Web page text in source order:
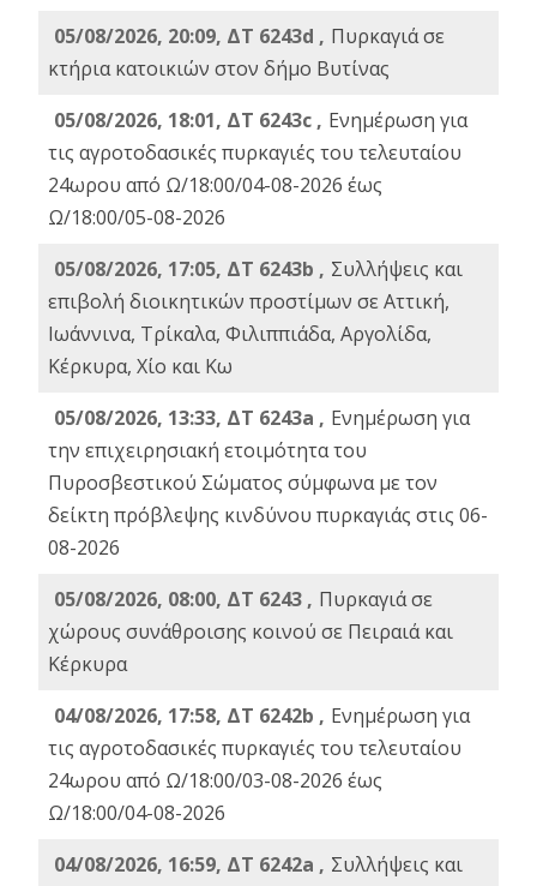
05/08/2026, 20:09, ΔΤ 6243d , Πυρκαγιά σε
κτήρια κατοικιών στον δήμο Βυτίνας
05/08/2026, 18:01, ΔΤ 6243c , Ενημέρωση για
τις αγροτοδασικές πυρκαγιές του τελευταίου
24ωρου από Ω/18:00/04-08-2026 έως
Ω/18:00/05-08-2026
05/08/2026, 17:05, ΔΤ 6243b , Συλλήψεις και
επιβολή διοικητικών προστίμων σε Αττική,
Ιωάννινα, Τρίκαλα, Φιλιππιάδα, Αργολίδα,
Κέρκυρα, Χίο και Κω
05/08/2026, 13:33, ΔΤ 6243a , Ενημέρωση για
την επιχειρησιακή ετοιμότητα του
Πυροσβεστικού Σώματος σύμφωνα με τον
δείκτη πρόβλεψης κινδύνου πυρκαγιάς στις 06-
08-2026
05/08/2026, 08:00, ΔΤ 6243 , Πυρκαγιά σε
χώρους συνάθροισης κοινού σε Πειραιά και
Κέρκυρα
04/08/2026, 17:58, ΔΤ 6242b , Ενημέρωση για
τις αγροτοδασικές πυρκαγιές του τελευταίου
24ωρου από Ω/18:00/03-08-2026 έως
Ω/18:00/04-08-2026
04/08/2026, 16:59, ΔΤ 6242a , Συλλήψεις και